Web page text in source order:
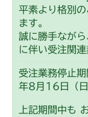
平素より格別
ます。
誠に勝手なが
に伴い受注関
受注業務停止
年8月16日（日
上記期間中も